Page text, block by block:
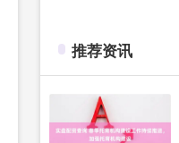
推荐资讯